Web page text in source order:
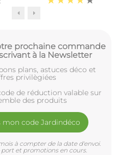
prochaine commande
à la Newsletter
plans, astuces déco et
privilègiées
de réduction valable sur
des produits
mon code Jardindéco
à compter de la date d'envoi.
port et promotions en cours.